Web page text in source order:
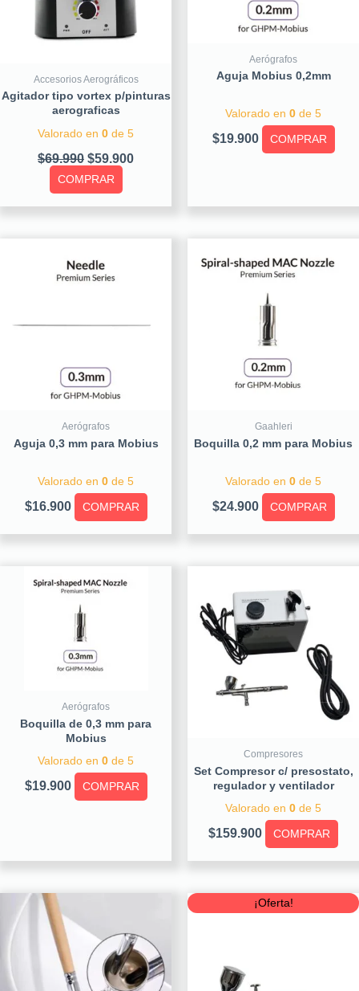
Accesorios Aerográficos
Agitador tipo vortex p/pinturas
aerograficas
Valorado en 0 de 5
$69.990 $59.900
COMPRAR
Aerógrafos
Aguja Mobius 0,2mm
Valorado en 0 de 5
$19.900 COMPRAR
Aerógrafos
Aguja 0,3 mm para Mobius
Valorado en 0 de 5
$16.900 COMPRAR
Gaahleri
Boquilla 0,2 mm para Mobius
Valorado en 0 de 5
$24.900 COMPRAR
Aerógrafos
Boquilla de 0,3 mm para
Mobius
Valorado en 0 de 5
$19.900 COMPRAR
Compresores
Set Compresor c/ presostato,
regulador y ventilador
Valorado en 0 de 5
$159.900 COMPRAR
¡Oferta!Original
price
price